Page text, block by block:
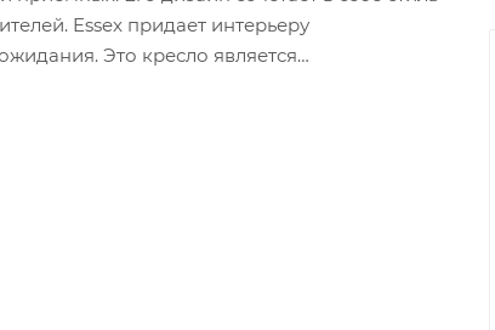
Essex придает интерьеру
Это кресло является